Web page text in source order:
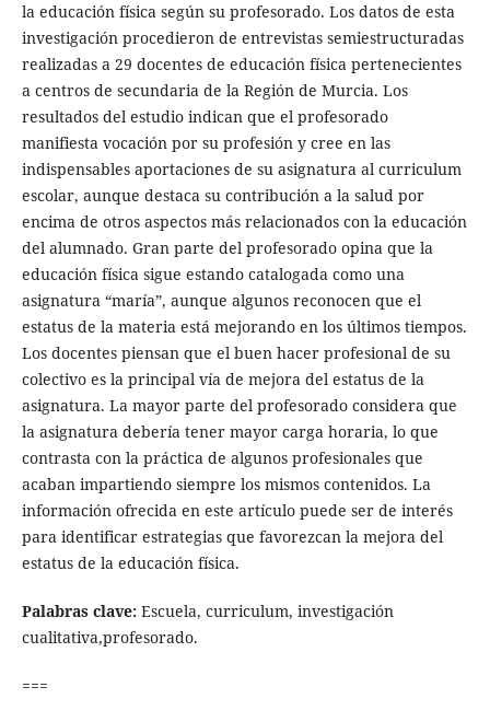
la educación física según su profesorado. Los datos de esta
investigación procedieron de entrevistas semiestructuradas
realizadas a 29 docentes de educación física pertenecientes
a centros de secundaria de la Región de Murcia. Los
resultados del estudio indican que el profesorado
manifiesta vocación por su profesión y cree en las
indispensables aportaciones de su asignatura al curriculum
escolar, aunque destaca su contribución a la salud por
encima de otros aspectos más relacionados con la educación
del alumnado. Gran parte del profesorado opina que la
educación física sigue estando catalogada como una
asignatura “maría”, aunque algunos reconocen que el
estatus de la materia está mejorando en los últimos tiempos.
Los docentes piensan que el buen hacer profesional de su
colectivo es la principal vía de mejora del estatus de la
asignatura. La mayor parte del profesorado considera que
la asignatura debería tener mayor carga horaria, lo que
contrasta con la práctica de algunos profesionales que
acaban impartiendo siempre los mismos contenidos. La
información ofrecida en este artículo puede ser de interés
para identificar estrategias que favorezcan la mejora del
estatus de la educación física.
Palabras clave: Escuela, curriculum, investigación
cualitativa,profesorado.
===